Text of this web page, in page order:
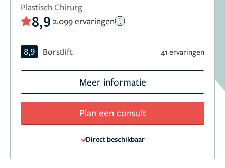
Plastisch Chirurg
8,9 2.099 ervaringen
8,9 Borstlift 41 ervaringen
Meer informatie
Plan een consult
Direct beschikbaar